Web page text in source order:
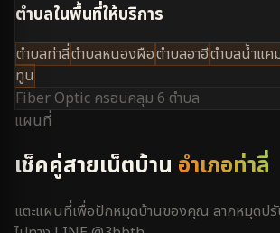
ตำบลในพื้นที่ให้บริการ
ตำบลท่าลี่ตำบลหนองผือตำบลอาฮีตำบลน้ำแค
ทูน
Fiber Optic ครอบคลุม 6 ตำบล
แผนที่
เช็คคู่สายเน็ตบ้าน อำเภอท่าลี่
แตะแผนที่เพื่อปักหมุดบ้านของคุณ ลากหมุดป